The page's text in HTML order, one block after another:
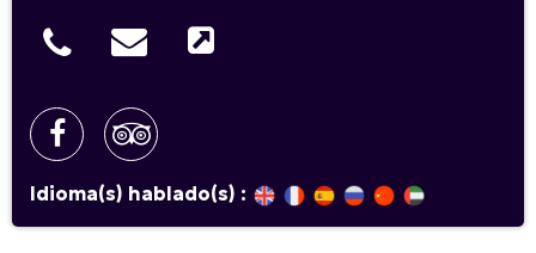
Idioma(s) hablado(s) :